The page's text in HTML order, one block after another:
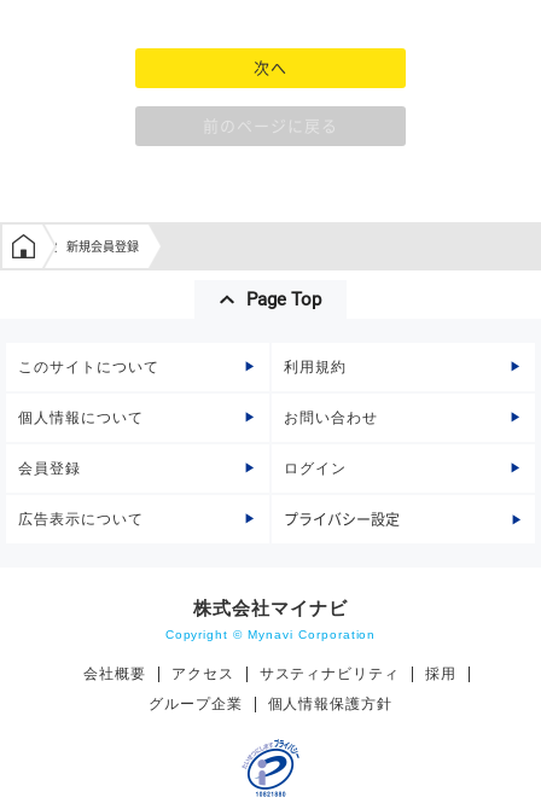
次へ
前のページに戻る
学生の窓口トップ
新規会員登録
Page Top
このサイトについて 利用規約
個人情報について お問い合わせ
会員登録 ログイン
広告表示について プライバシー設定
株式会社マイナビ
Copyright © Mynavi Corporation
会社概要 アクセス サスティナビリティ
採用
グループ企業
個人情報保護方針